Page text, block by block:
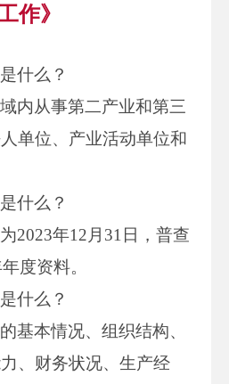
作》
什么？
内从事第二产业和第三
单位、产业活动单位和
什么？
2023年12月31日，普查
度资料。
什么？
基本情况、组织结构、
、财务状况、生产经